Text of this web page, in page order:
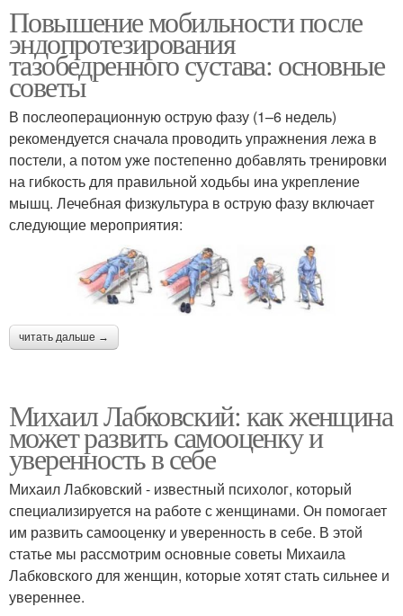
Повышение мобильности после
эндопротезирования
тазобедренного сустава: основные
советы
В послеоперационную острую фазу (1–6 недель)
рекомендуется сначала проводить упражнения лежа в
постели, а потом уже постепенно добавлять тренировки
на гибкость для правильной ходьбы ина укрепление
мышц. Лечебная физкультура в острую фазу включает
следующие мероприятия:
читать дальше →
Михаил Лабковский: как женщина
может развить самооценку и
уверенность в себе
Михаил Лабковский - известный психолог, который
специализируется на работе с женщинами. Он помогает
им развить самооценку и уверенность в себе. В этой
статье мы рассмотрим основные советы Михаила
Лабковского для женщин, которые хотят стать сильнее и
увереннее.